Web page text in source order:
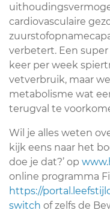
cardiovasculaire
verbetert. Een
keer per week
vetverbruik, maar
metabolisme wat
terugval te
Wil je alles weten
kijk eens naar het
doe je dat?’ op
online programma
https://
switch of zelfs de